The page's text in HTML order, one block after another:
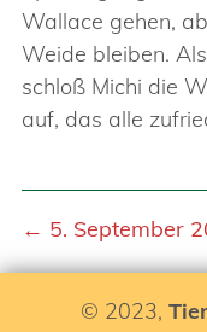
Wallace gehen,
Weide bleiben.
schloß Michi die
auf, das alle
← 5. September
© 2023,